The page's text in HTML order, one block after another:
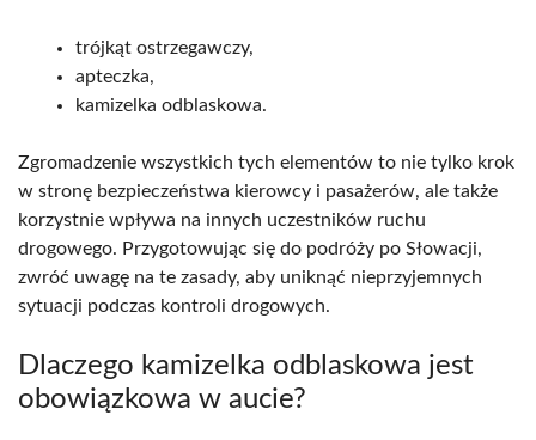
trójkąt ostrzegawczy,
apteczka,
kamizelka odblaskowa.
Zgromadzenie wszystkich tych elementów to nie tylko krok
w stronę bezpieczeństwa kierowcy i pasażerów, ale także
korzystnie wpływa na innych uczestników ruchu
drogowego. Przygotowując się do podróży po Słowacji,
zwróć uwagę na te zasady, aby uniknąć nieprzyjemnych
sytuacji podczas kontroli drogowych.
Dlaczego kamizelka odblaskowa jest
obowiązkowa w aucie?